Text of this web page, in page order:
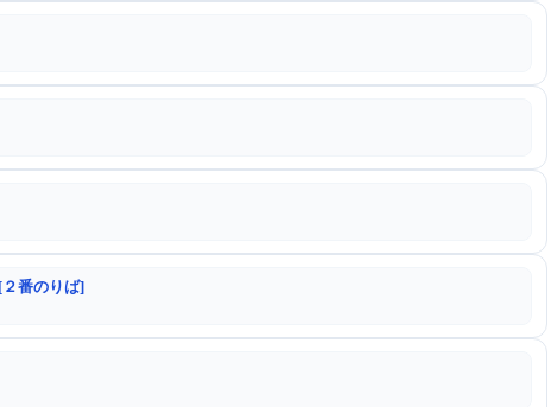
番のりば]